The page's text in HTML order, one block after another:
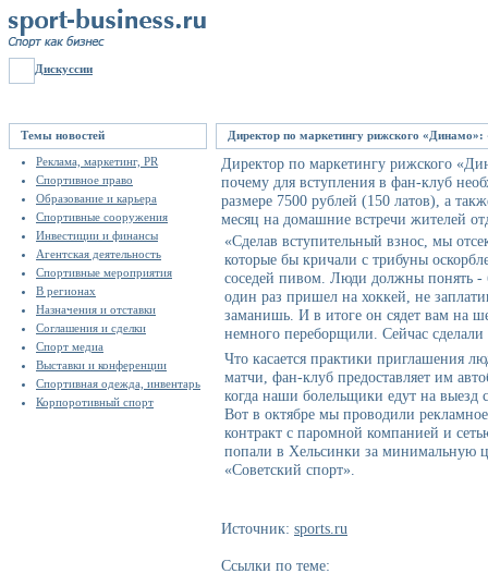
Дискуссии
Темы новостей
Реклама, маркетинг, PR
Спортивное право
Образование и карьера
Спортивные сооружения
Инвестиции и финансы
Агентская деятельность
Спортивные мероприятия
В регионах
Назначения и отставки
Соглашения и сделки
Спорт медиа
Выставки и конференции
Спортивная одежда, инвентарь
Корпоротивный спорт
Директор по маркетингу рижского
Директор по маркетингу рижского
почему для вступления в фан-клуб
размере 7500 рублей (150 латов), а
месяц на домашние встречи жителей
«Сделав вступительный взнос, мы
которые бы кричали с трибуны
соседей пивом. Люди должны понять -
один раз пришел на хоккей, не
заманишь. И в итоге он сядет вам на
немного переборщили. Сейчас
Что касается практики приглашения
матчи, фан-клуб предоставляет им
когда наши болельщики едут на
Вот в октябре мы проводили
контракт с паромной компанией и
попали в Хельсинки за минимальную
«Советский спорт».
Источник: sports.ru
Ссылки по теме: